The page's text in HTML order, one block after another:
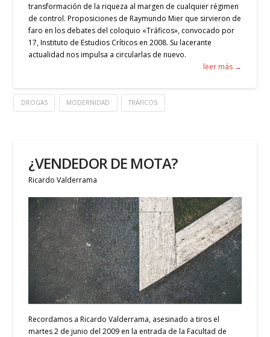
transformación de la riqueza al margen de cualquier régimen
de control. Proposiciones de Raymundo Mier que sirvieron de
faro en los debates del coloquio «Tráficos», convocado por
17, Instituto de Estudios Críticos en 2008. Su lacerante
actualidad nos impulsa a circularlas de nuevo.
leer más →
DROGAS MODERNIDAD TRÁFICOS
¿VENDEDOR DE MOTA?
Ricardo Valderrama
Recordamos a Ricardo Valderrama, asesinado a tiros el
martes 2 de junio del 2009 en la entrada de la Facultad de